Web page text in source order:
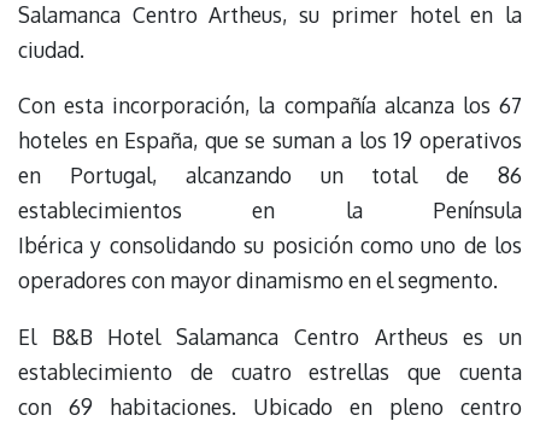
Salamanca Centro Artheus, su primer hotel en la
ciudad.
Con esta incorporación, la compañía alcanza los 67
hoteles en España, que se suman a los 19 operativos
en Portugal, alcanzando un total de 86
establecimientos en la Península
Ibérica y consolidando su posición como uno de los
operadores con mayor dinamismo en el segmento.
El B&B Hotel Salamanca Centro Artheus es un
establecimiento de cuatro estrellas que cuenta
con 69 habitaciones. Ubicado en pleno centro